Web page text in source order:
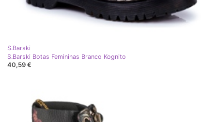
S.Barski
S.Barski Botas Femininas Branco Kognito
40,59 €